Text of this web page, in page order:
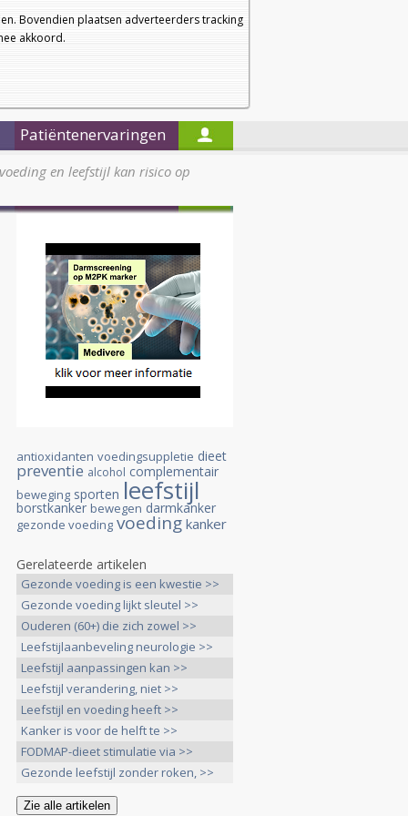
Bovendien plaatsen adverteerders tracking
akkoord.
a
a
Nieuwsbrief
Startpagina
Patiëntenervaringen
en leefstijl kan risico op
antioxidanten voedingsuppletie dieet
preventie alcohol complementair
beweging sporten leefstijl
borstkanker bewegen darmkanker
gezonde voeding voeding kanker
Gerelateerde artikelen
Gezonde voeding is een kwestie >>
Gezonde voeding lijkt sleutel >>
Ouderen (60+) die zich zowel >>
Leefstijlaanbeveling neurologie >>
Leefstijl aanpassingen kan >>
Leefstijl verandering, niet >>
Leefstijl en voeding heeft >>
Kanker is voor de helft te >>
FODMAP-dieet stimulatie via >>
Gezonde leefstijl zonder roken, >>